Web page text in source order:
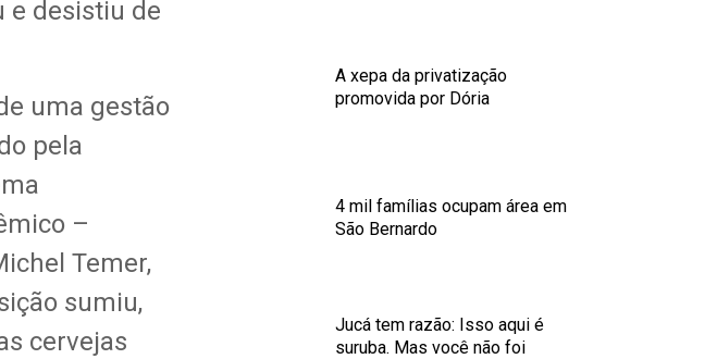
e desistiu de
uma gestão
pela
–
Temer,
sumiu,
cervejas
A xepa da privatização
promovida por Dória
4 mil famílias ocupam área em
São Bernardo
Jucá tem razão: Isso aqui é
suruba. Mas você não foi